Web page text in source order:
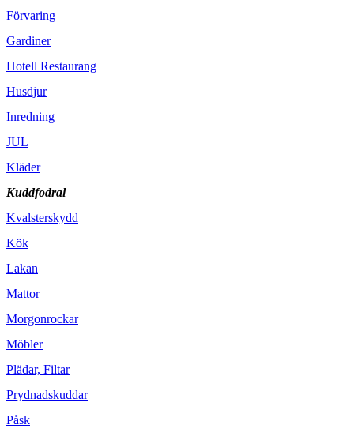
Förvaring
Gardiner
Hotell Restaurang
Husdjur
Inredning
JUL
Kläder
Kuddfodral
Kvalsterskydd
Kök
Lakan
Mattor
Morgonrockar
Möbler
Plädar, Filtar
Prydnadskuddar
Påsk